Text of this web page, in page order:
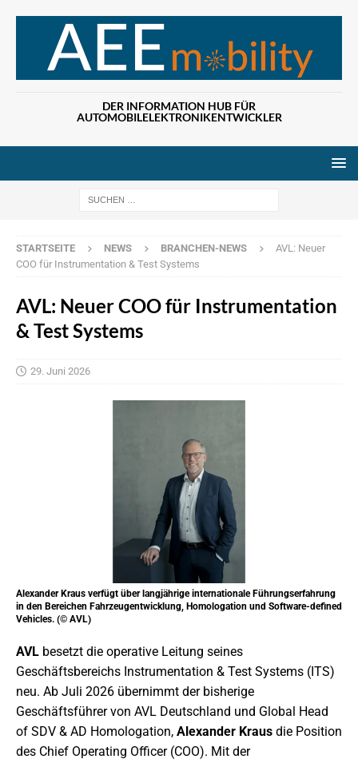
DER INFORMATION HUB FÜR
AUTOMOBILELEKTRONIKENTWICKLER
STARTSEITE NEWS BRANCHEN-NEWS
AVL: Neuer
COO für Instrumentation & Test Systems
AVL: Neuer COO für Instrumentation
& Test Systems
29. Juni 2026
Alexander Kraus verfügt über langjährige internationale Führungserfahrung
in den Bereichen Fahrzeugentwicklung, Homologation und Software-defined
Vehicles. (© AVL)
AVL besetzt die operative Leitung seines
Geschäftsbereichs Instrumentation & Test Systems (ITS)
neu. Ab Juli 2026 übernimmt der bisherige
Geschäftsführer von AVL Deutschland und Global Head
of SDV & AD Homologation, Alexander Kraus die Position
des Chief Operating Officer (COO). Mit der